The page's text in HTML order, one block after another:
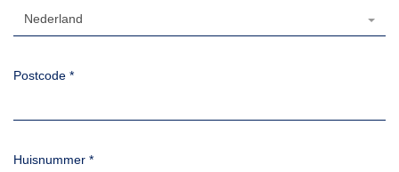
Nederland
Postcode *
Huisnummer *